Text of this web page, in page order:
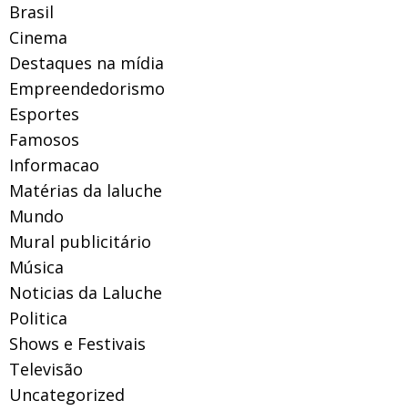
Brasil
Cinema
Destaques na mídia
Empreendedorismo
Esportes
Famosos
Informacao
Matérias da laluche
Mundo
Mural publicitário
Música
Noticias da Laluche
Politica
Shows e Festivais
Televisão
Uncategorized